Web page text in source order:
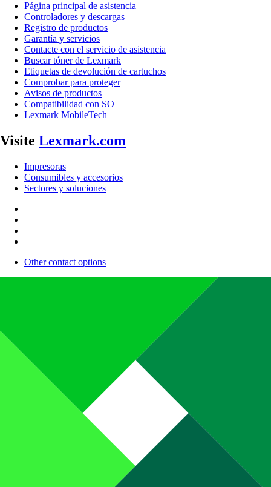
Página principal de asistencia
Controladores y descargas
Registro de productos
Garantía y servicios
Contacte con el servicio de asistencia
Buscar tóner de Lexmark
Etiquetas de devolución de cartuchos
Comprobar para proteger
Avisos de productos
Compatibilidad con SO
Lexmark MobileTech
Visite Lexmark.com
Impresoras
Consumibles y accesorios
Sectores y soluciones
Other contact options